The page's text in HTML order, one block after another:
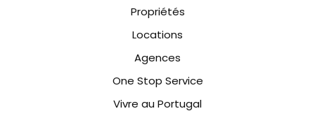
Propriétés
Locations
Agences
One Stop Service
Vivre au Portugal